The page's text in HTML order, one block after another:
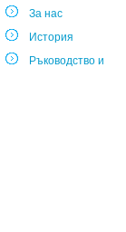
За нас
История
Ръководство и